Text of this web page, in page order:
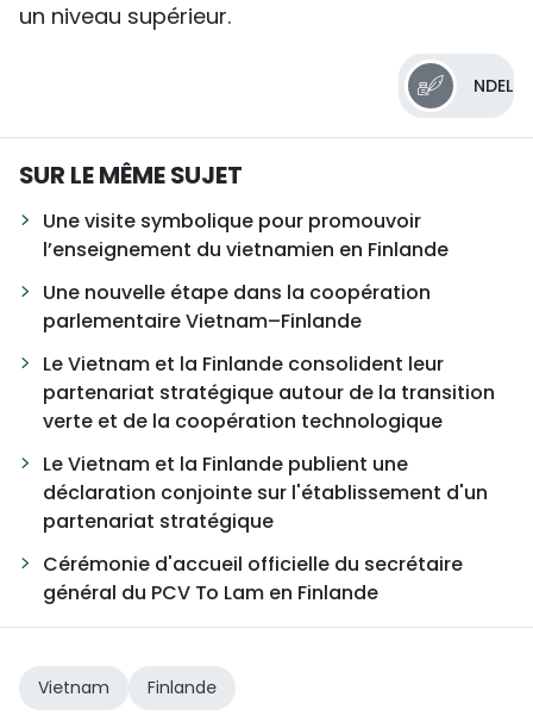
un niveau supérieur.
NDEL
SUR LE MÊME SUJET
Une visite symbolique pour promouvoir
l’enseignement du vietnamien en Finlande
Une nouvelle étape dans la coopération
parlementaire Vietnam–Finlande
Le Vietnam et la Finlande consolident leur
partenariat stratégique autour de la transition
verte et de la coopération technologique
Le Vietnam et la Finlande publient une
déclaration conjointe sur l'établissement d'un
partenariat stratégique
Cérémonie d'accueil officielle du secrétaire
général du PCV To Lam en Finlande
Vietnam Finlande